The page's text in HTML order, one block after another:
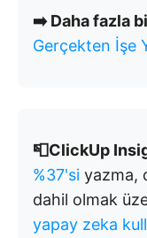
➡️ Daha fazla
Gerçekten İşe
📮ClickUp
%37'si yazma,
dahil olmak
yapay zeka